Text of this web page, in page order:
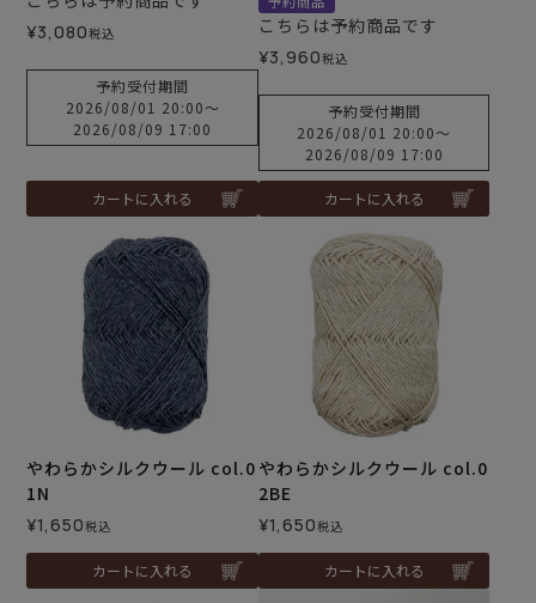
¥3,080税込
予約受付期間
2026/08/01 20:00〜
2026/08/09 17:00
カートに入れる
こちらは予約商品です
¥3,960税込
予約受付期間
2026/08/01 20:00〜
2026/08/09 17:00
カートに入れる
やわらかシルクウール col.0
1N
¥1,650税込
カートに入れる
やわらかシルクウール col.0
2BE
¥1,650税込
カートに入れる